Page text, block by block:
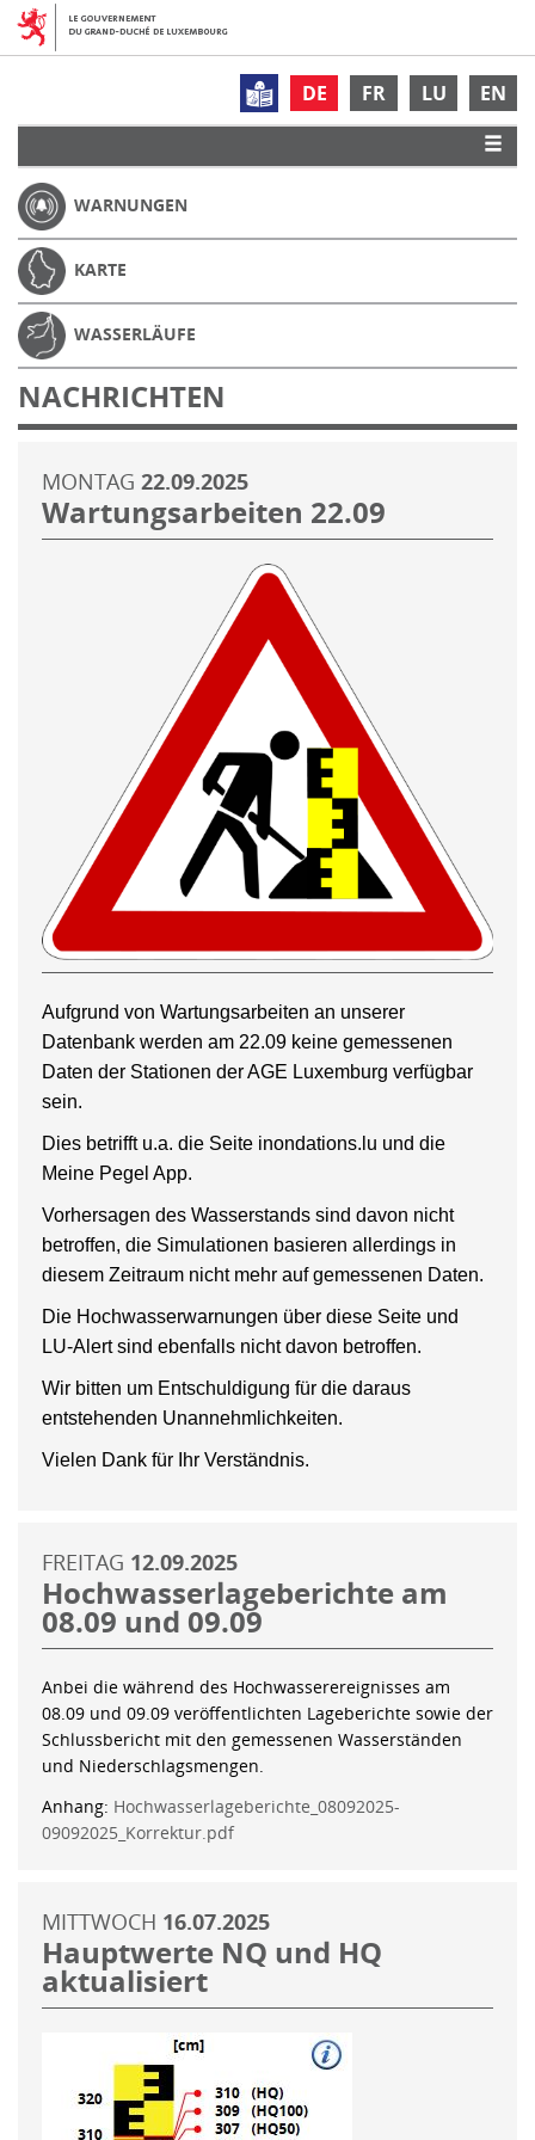
DE FR LU EN
WARNUNGEN
KARTE
WASSERLÄUFE
NACHRICHTEN
MONTAG 22.09.2025
Wartungsarbeiten 22.09
Aufgrund von Wartungsarbeiten an unserer
Datenbank werden am 22.09 keine gemessenen
Daten der Stationen der AGE Luxemburg verfügbar
sein.
Dies betrifft u.a. die Seite inondations.lu und die
Meine Pegel App.
Vorhersagen des Wasserstands sind davon nicht
betroffen, die Simulationen basieren allerdings in
diesem Zeitraum nicht mehr auf gemessenen Daten.
Die Hochwasserwarnungen über diese Seite und
LU-Alert sind ebenfalls nicht davon betroffen.
Wir bitten um Entschuldigung für die daraus
entstehenden Unannehmlichkeiten.
Vielen Dank für Ihr Verständnis.
FREITAG 12.09.2025
Hochwasserlageberichte am
08.09 und 09.09
Anbei die während des Hochwasserereignisses am
08.09 und 09.09 veröffentlichten Lageberichte sowie der
Schlussbericht mit den gemessenen Wasserständen
und Niederschlagsmengen.
Anhang: Hochwasserlageberichte_08092025-
09092025_Korrektur.pdf
MITTWOCH 16.07.2025
Hauptwerte NQ und HQ
aktualisiert